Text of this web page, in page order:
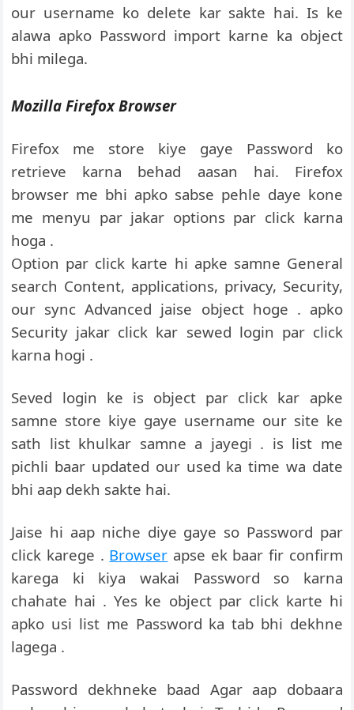
our username ko delete kar sakte hai. Is ke
alawa apko Password import karne ka object
bhi milega.
Mozilla Firefox Browser
Firefox me store kiye gaye Password ko
retrieve karna behad aasan hai. Firefox
browser me bhi apko sabse pehle daye kone
me menyu par jakar options par click karna
hoga .
Option par click karte hi apke samne General
search Content, applications, privacy, Security,
our sync Advanced jaise object hoge . apko
Security jakar click kar sewed login par click
karna hogi .
Seved login ke is object par click kar apke
samne store kiye gaye username our site ke
sath list khulkar samne a jayegi . is list me
pichli baar updated our used ka time wa date
bhi aap dekh sakte hai.
Jaise hi aap niche diye gaye so Password par
click karege . Browser apse ek baar fir confirm
karega ki kiya wakai Password so karna
chahate hai . Yes ke object par click karte hi
apko usi list me Password ka tab bhi dekhne
lagega .
Password dekhneke baad Agar aap dobaara